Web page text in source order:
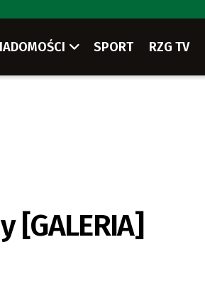
SPORT RZG TV